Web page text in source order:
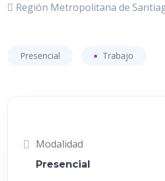
Región Metropolitana de
Presencial Trabajo
Modalidad
Presencial